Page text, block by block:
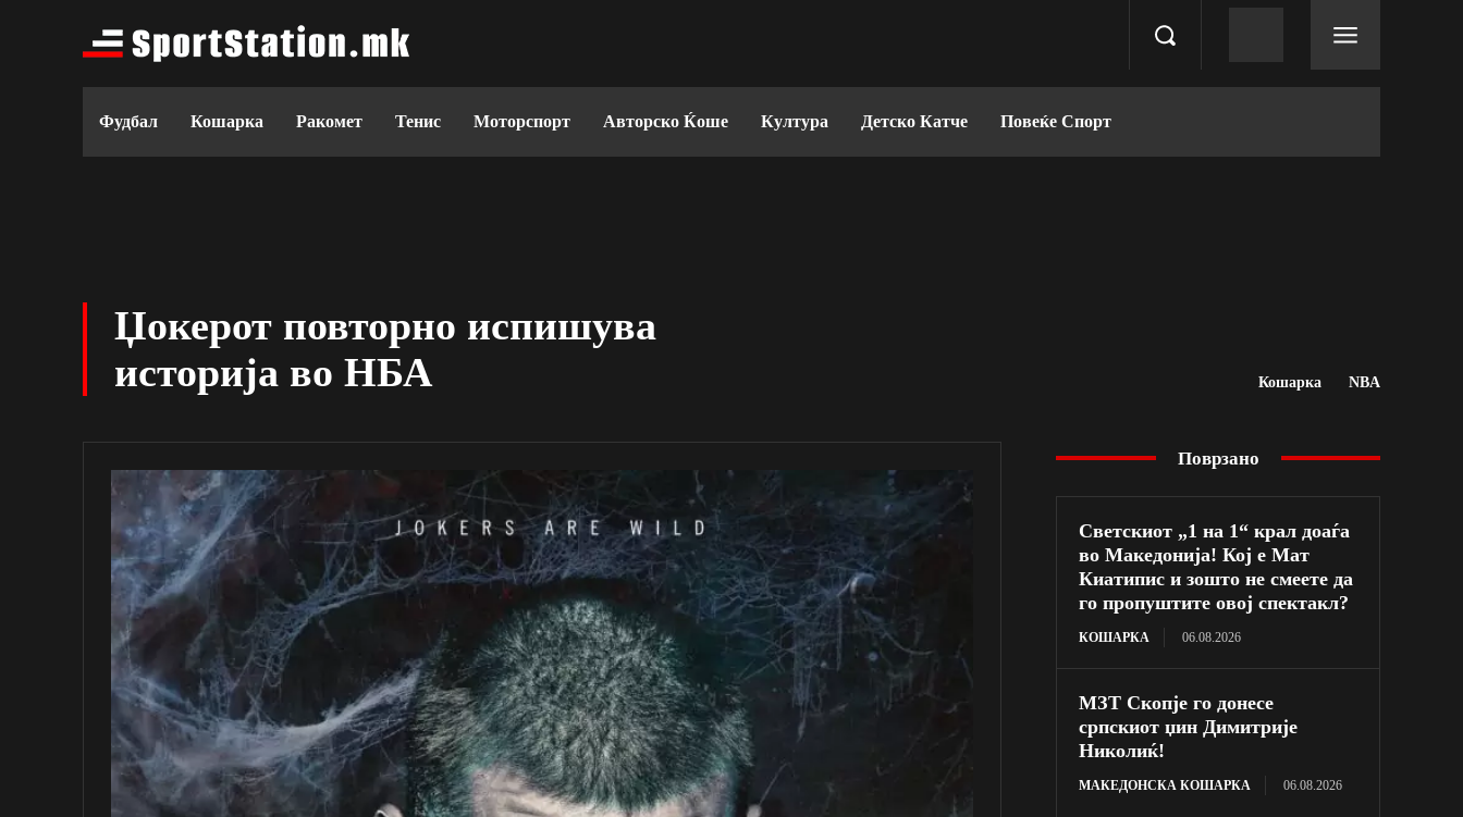
Фудбал Кошарка Ракомет Тенис Моторспорт Авторско Ќоше Култура Детско Катче Повеќе Спорт
Џокерот повторно испишува
историја во НБА
Кошарка NBA
Поврзано
Светскиот „1 на 1“ крал доаѓа
во Македонија! Кој е Мат
Киатипис и зошто не смеете да
го пропуштите овој спектакл?
КОШАРКА 06.08.2026
МЗТ Скопје го донесе
српскиот џин Димитрије
Николиќ!
МАКЕДОНСКА КОШАРКА 06.08.2026